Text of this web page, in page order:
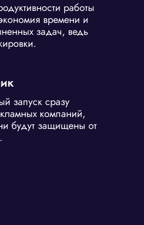
работы
времени и
задач, ведь
запуск сразу
компаний,
будут защищены от